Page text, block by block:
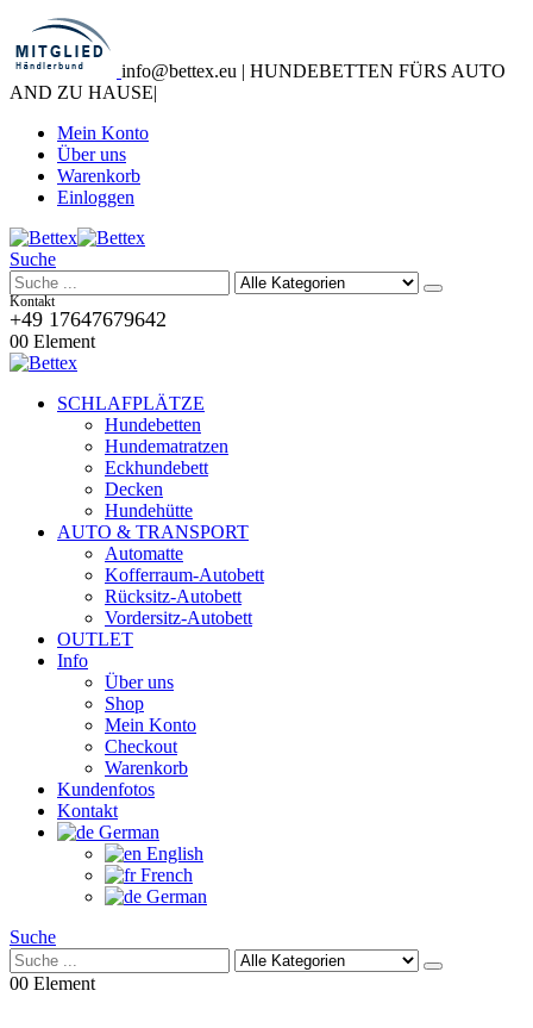
info@bettex.eu | HUNDEBETTEN FÜRS AUTO
AND ZU HAUSE|
Mein Konto
Über uns
Warenkorb
Einloggen
Suche
Kontakt
+49 17647679642
00 Element
SCHLAFPLÄTZE
Hundebetten
Hundematratzen
Eckhundebett
Decken
Hundehütte
AUTO & TRANSPORT
Automatte
Kofferraum-Autobett
Rücksitz-Autobett
Vordersitz-Autobett
OUTLET
Info
Über uns
Shop
Mein Konto
Checkout
Warenkorb
Kundenfotos
Kontakt
German
English
French
German
Suche
00 Element